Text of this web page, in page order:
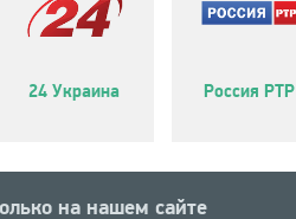
24 Украина Россия РТР
на нашем сайте